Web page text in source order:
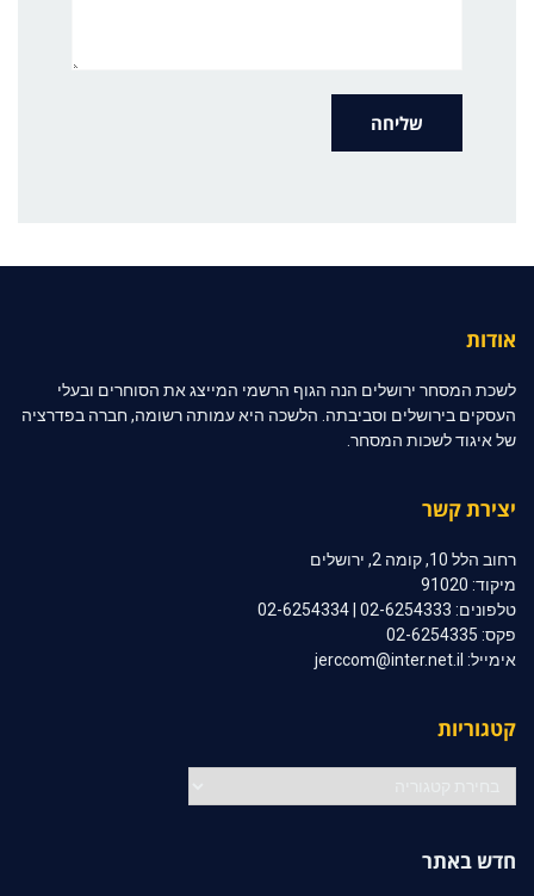
אודות
לשכת המסחר ירושלים הנה הגוף הרשמי המייצג את הסוחרים ובעלי
העסקים בירושלים וסביבתה. הלשכה היא עמותה רשומה, חברה בפדרציה
של איגוד לשכות המסחר.
יצירת קשר
רחוב הלל 10, קומה 2, ירושלים
מיקוד: 91020
טלפונים: 02-6254333 | 02-6254334
פקס: 02-6254335
אימייל: jerccom@inter.net.il
קטגוריות
חדש באתר